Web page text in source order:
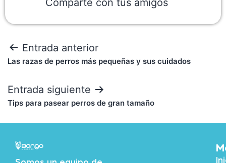
Entrada anterior
Las razas de perros más pequeñas y sus cuidados
Entrada siguiente
Tips para pasear perros de gran tamaño